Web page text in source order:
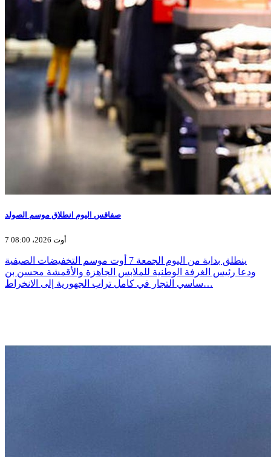
صفاقس اليوم انطلاق موسم الصولد
7 أوت 2026، 08:00
ينطلق بداية من اليوم الجمعة 7 أوت موسم التخفيضات الصيفية
ودعا رئيس الغرفة الوطنية للملابس الجاهزة والأقمشة محسن بن
ساسي التجار في كامل تراب الجهورية إلى الانخراط…